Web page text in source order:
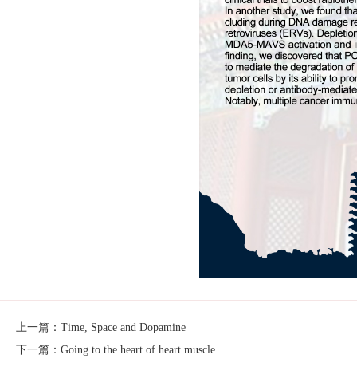
上一篇：Time, Space and Dopamine
下一篇：Going to the heart of heart muscle